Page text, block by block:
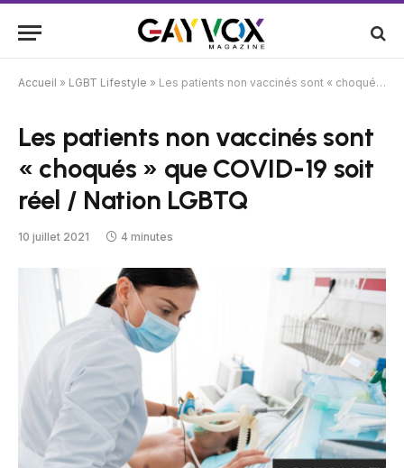
Accueil » LGBT Lifestyle » Les patients non vaccinés sont « choqués » que COVID-19 soit réel / Nation LGBTQ
Les patients non vaccinés sont
« choqués » que COVID-19 soit
réel / Nation LGBTQ
10 juillet 2021 4 minutes